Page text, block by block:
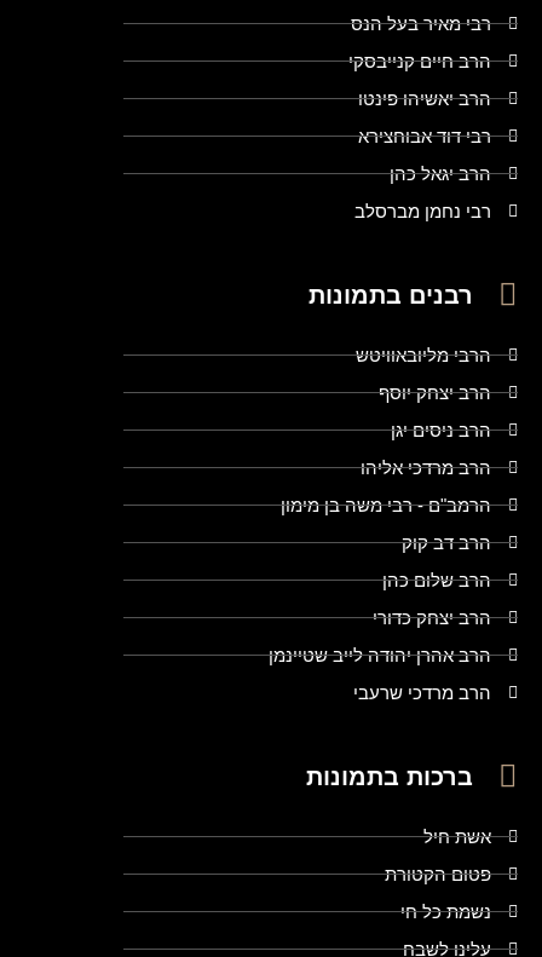
רבי מאיר בעל הנס
הרב חיים קנייבסקי
הרב יאשיהו פינטו
רבי דוד אבוחצירא
הרב יגאל כהן
רבי נחמן מברסלב
רבנים בתמונות
הרבי מליובאוויטש
הרב יצחק יוסף
הרב ניסים יגן
הרב מרדכי אליהו
הרמב"ם - רבי משה בן מימון
הרב דב קוק
הרב שלום כהן
הרב יצחק כדורי
הרב אהרן יהודה לייב שטיינמן
הרב מרדכי שרעבי
ברכות בתמונות
אשת חיל
פטום הקטורת
נשמת כל חי
עלינו לשבח